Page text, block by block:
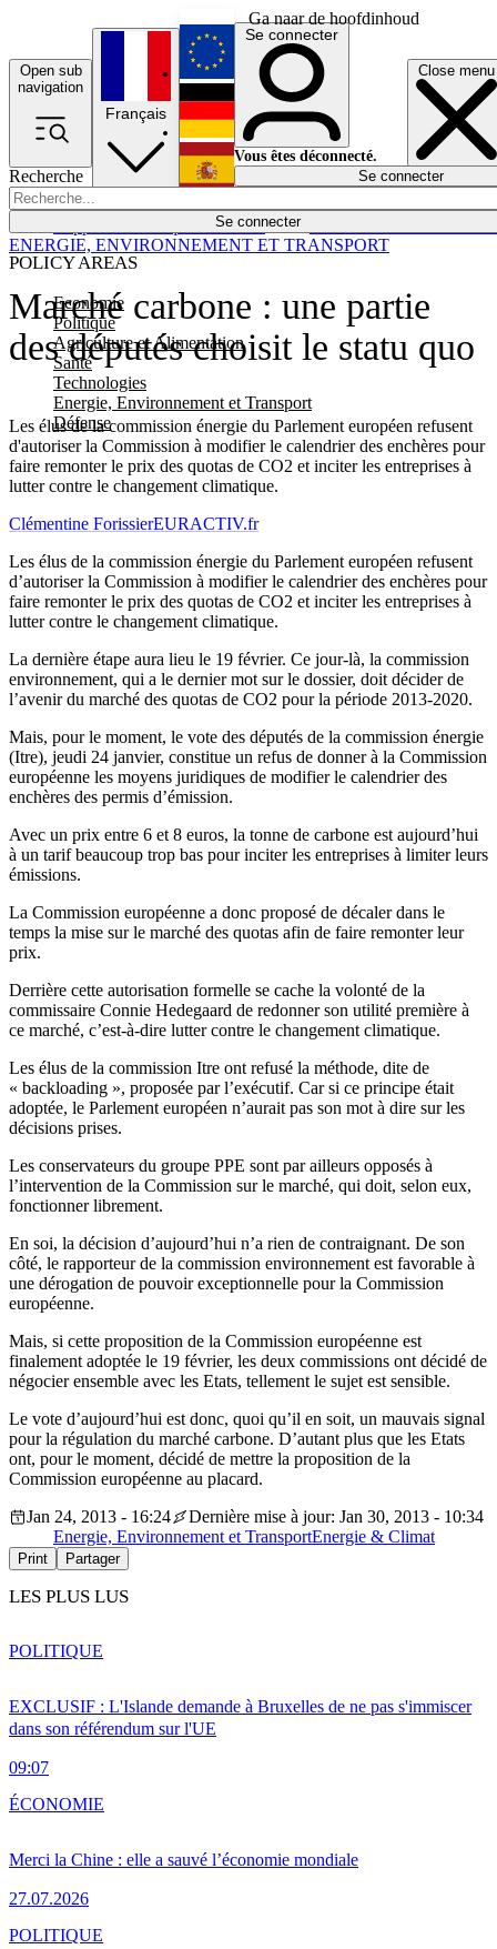
Ga naar de hoofdinhoud
Open sub
navigation
Close menu
Recherche
Se connecter
POLICY AREAS
Economie
Politique
Agriculture et Alimentation
Santé
Technologies
Energie, Environnement et Transport
Défense
Économie
Français
English
Deutsch
Español
Se connecter
Vous êtes déconnecté.
Se connecter
Marché carbone : une partie
des députés choisit le statu quo
Les élus de la commission énergie du Parlement européen refusent
d'autoriser la Commission à modifier le calendrier des enchères pour
faire remonter le prix des quotas de CO2 et inciter les entreprises à
lutter contre le changement climatique.
ENERGIE, ENVIRONNEMENT ET TRANSPORT
Clémentine ForissierEURACTIV.fr
Les élus de la commission énergie du Parlement européen refusent
d’autoriser la Commission à modifier le calendrier des enchères pour
faire remonter le prix des quotas de CO2 et inciter les entreprises à
lutter contre le changement climatique.
La dernière étape aura lieu le 19 février. Ce jour-là, la commission
environnement, qui a le dernier mot sur le dossier, doit décider de
l’avenir du marché des quotas de CO2 pour la période 2013-2020.
Mais, pour le moment, le vote des députés de la commission énergie
(Itre), jeudi 24 janvier, constitue un refus de donner à la Commission
européenne les moyens juridiques de modifier le calendrier des
enchères des permis d’émission.
Avec un prix entre 6 et 8 euros, la tonne de carbone est aujourd’hui
à un tarif beaucoup trop bas pour inciter les entreprises à limiter leurs
émissions.
La Commission européenne a donc proposé de décaler dans le
temps la mise sur le marché des quotas afin de faire remonter leur
prix.
Derrière cette autorisation formelle se cache la volonté de la
commissaire Connie Hedegaard de redonner son utilité première à
ce marché, c’est-à-dire lutter contre le changement climatique.
Les élus de la commission Itre ont refusé la méthode, dite de
« backloading », proposée par l’exécutif. Car si ce principe était
adoptée, le Parlement européen n’aurait pas son mot à dire sur les
décisions prises.
Les conservateurs du groupe PPE sont par ailleurs opposés à
l’intervention de la Commission sur le marché, qui doit, selon eux,
fonctionner librement.
En soi, la décision d’aujourd’hui n’a rien de contraignant. De son
côté, le rapporteur de la commission environnement est favorable à
une dérogation de pouvoir exceptionnelle pour la Commission
européenne.
Mais, si cette proposition de la Commission européenne est
finalement adoptée le 19 février, les deux commissions ont décidé de
négocier ensemble avec les Etats, tellement le sujet est sensible.
Le vote d’aujourd’hui est donc, quoi qu’il en soit, un mauvais signal
pour la régulation du marché carbone. D’autant plus que les Etats
ont, pour le moment, décidé de mettre la proposition de la
Commission européenne au placard.
Jan 24, 2013 - 16:24
Dernière mise à jour: Jan 30, 2013 - 10:34
Energie, Environnement et TransportEnergie & Climat
Print Partager
LES PLUS LUS
EXCLUSIF : L'Islande demande à Bruxelles de ne pas s'immiscer
dans son référendum sur l'UE
09:07
POLITIQUE
Merci la Chine : elle a sauvé l’économie mondiale
27.07.2026
ÉCONOMIE
POLITIQUE